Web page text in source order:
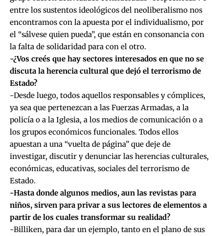
entre los sustentos ideológicos del neoliberalismo nos
encontramos con la apuesta por el individualismo, por
el “sálvese quien pueda”, que están en consonancia con
la falta de solidaridad para con el otro.
-¿Vos creés que hay sectores interesados en que no se
discuta la herencia cultural que dejó el terrorismo de
Estado?
-Desde luego, todos aquellos responsables y cómplices,
ya sea que pertenezcan a las Fuerzas Armadas, a la
policía o a la Iglesia, a los medios de comunicación o a
los grupos económicos funcionales. Todos ellos
apuestan a una “vuelta de página” que deje de
investigar, discutir y denunciar las herencias culturales,
económicas, educativas, sociales del terrorismo de
Estado.
-Hasta donde algunos medios, aun las revistas para
niños, sirven para privar a sus lectores de elementos a
partir de los cuales transformar su realidad?
-Billiken, para dar un ejemplo, tanto en el plano de sus